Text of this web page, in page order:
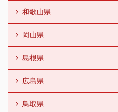
和歌山県
岡山県
島根県
広島県
鳥取県